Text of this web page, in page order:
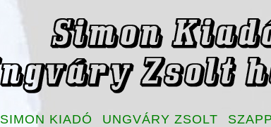
SIMON KIADÓ UNGVÁRY ZSOLT